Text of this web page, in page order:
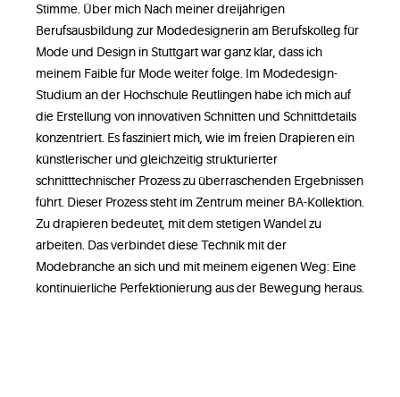
Stimme. Über mich Nach meiner dreijährigen
Berufsausbildung zur Modedesignerin am Berufskolleg für
Mode und Design in Stuttgart war ganz klar, dass ich
meinem Faible für Mode weiter folge. Im Modedesign-
Studium an der Hochschule Reutlingen habe ich mich auf
die Erstellung von innovativen Schnitten und Schnittdetails
konzentriert. Es fasziniert mich, wie im freien Drapieren ein
künstlerischer und gleichzeitig strukturierter
schnitttechnischer Prozess zu überraschenden Ergebnissen
führt. Dieser Prozess steht im Zentrum meiner BA-Kollektion.
Zu drapieren bedeutet, mit dem stetigen Wandel zu
arbeiten. Das verbindet diese Technik mit der
Modebranche an sich und mit meinem eigenen Weg: Eine
kontinuierliche Perfektionierung aus der Bewegung heraus.